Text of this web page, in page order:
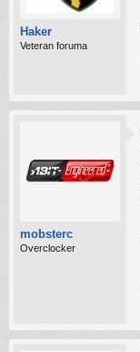
Haker
Veteran foruma
mobsterc
Overclocker